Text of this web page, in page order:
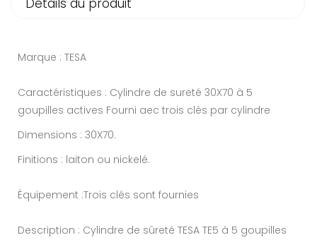
Détails du produit
Marque : TESA
Caractéristiques : Cylindre de sureté 30X70 à 5
goupilles actives Fourni aec trois clés par cylindre
Dimensions : 30X70.
Finitions : laiton ou nickelé.
Équipement :Trois clés sont fournies
Description : Cylindre de sûreté TESA TE5 à 5 goupilles